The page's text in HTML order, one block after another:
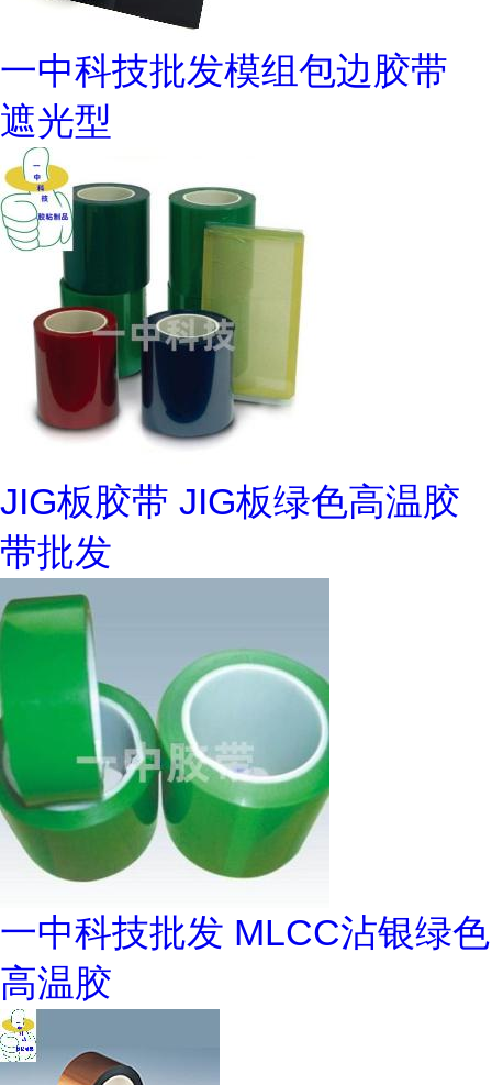
一中科技批发模组包边胶带
遮光型
JIG板胶带 JIG板绿色高温胶
带批发
一中科技批发 MLCC沾银绿色
高温胶